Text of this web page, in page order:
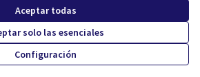
Aceptar todas
solo las esenciales
Configuración
.
Con licencia
(Enlace